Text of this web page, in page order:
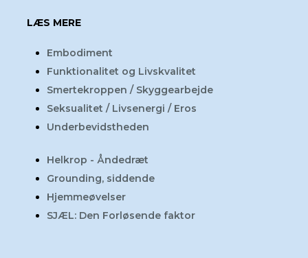
LÆS MERE
Embodiment
​Funktionalitet og Livskvalitet
Smertekroppen / Skyggearbejde
Seksualitet / Livsenergi / Eros
Underbevidstheden
Helkrop - Åndedræt
Grounding, siddende
Hjemmeøvelser
SJÆL: Den Forløsende faktor